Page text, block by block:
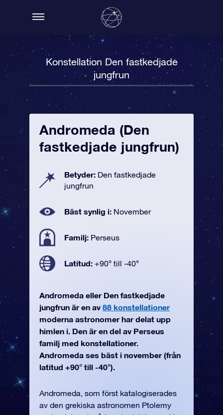
Konstellation Den fastkedjade
jungfrun
Andromeda (Den
fastkedjade jungfrun)
Betyder: Den fastkedjade
jungfrun
Bäst synlig i: November
Familj: Perseus
Latitud: +90° till -40°
Andromeda eller Den fastkedjade
jungfrun är en av 88 konstellationer
moderna astronomer har delat upp
himlen i. Den är en del av Perseus
familj med konstellationer.
Andromeda ses bäst i november (från
latitud +90° till -40°).
Andromeda, som först katalogiserades
av den grekiska astronomen Ptolemy